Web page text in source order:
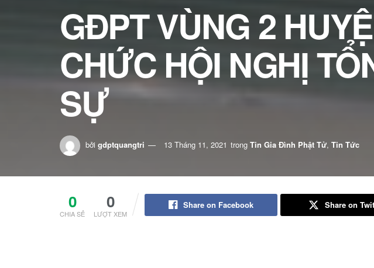
GĐPT VÙNG 2
CHỨC HỘI NGHỊ
SỰ
bởi gdptquangtri 13 Tháng 11, 2021 trong Tin Gia Đình Phật Tử, Tin Tức
0
CHIA SẺ
0
LƯỢT XEM
Share on Facebook Share on